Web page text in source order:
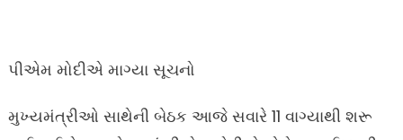
પીએમ મોદીએ માગ્યા સૂચનો
મુખ્યમંત્રીઓ સાથેની બેઠક આજે સવારે 11 વાગ્યાથી શરૂ